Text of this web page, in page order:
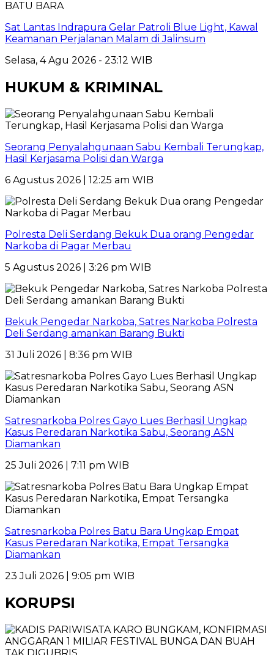
BATU BARA
Sat Lantas Indrapura Gelar Patroli Blue Light, Kawal
Keamanan Perjalanan Malam di Jalinsum
Selasa, 4 Agu 2026 - 23:12 WIB
HUKUM & KRIMINAL
Seorang Penyalahgunaan Sabu Kembali Terungkap,
Hasil Kerjasama Polisi dan Warga
6 Agustus 2026 | 12:25 am WIB
Polresta Deli Serdang Bekuk Dua orang Pengedar
Narkoba di Pagar Merbau
5 Agustus 2026 | 3:26 pm WIB
Bekuk Pengedar Narkoba, Satres Narkoba Polresta
Deli Serdang amankan Barang Bukti
31 Juli 2026 | 8:36 pm WIB
Satresnarkoba Polres Gayo Lues Berhasil Ungkap
Kasus Peredaran Narkotika Sabu, Seorang ASN
Diamankan
25 Juli 2026 | 7:11 pm WIB
Satresnarkoba Polres Batu Bara Ungkap Empat
Kasus Peredaran Narkotika, Empat Tersangka
Diamankan
23 Juli 2026 | 9:05 pm WIB
KORUPSI